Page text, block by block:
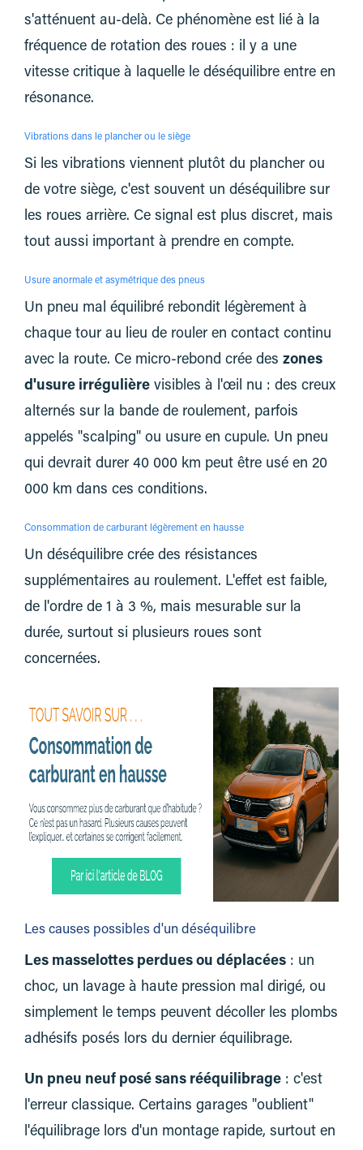
s'atténuent au-delà. Ce phénomène est lié à la
fréquence de rotation des roues : il y a une
vitesse critique à laquelle le déséquilibre entre en
résonance.
Vibrations dans le plancher ou le siège
Si les vibrations viennent plutôt du plancher ou
de votre siège, c'est souvent un déséquilibre sur
les roues arrière. Ce signal est plus discret, mais
tout aussi important à prendre en compte.
Usure anormale et asymétrique des pneus
Un pneu mal équilibré rebondit légèrement à
chaque tour au lieu de rouler en contact continu
avec la route. Ce micro-rebond crée des zones
d'usure irrégulière visibles à l'œil nu : des creux
alternés sur la bande de roulement, parfois
appelés "scalping" ou usure en cupule. Un pneu
qui devrait durer 40 000 km peut être usé en 20
000 km dans ces conditions.
Consommation de carburant légèrement en hausse
Un déséquilibre crée des résistances
supplémentaires au roulement. L'effet est faible,
de l'ordre de 1 à 3 %, mais mesurable sur la
durée, surtout si plusieurs roues sont
concernées.
Les causes possibles d'un déséquilibre
Les masselottes perdues ou déplacées : un
choc, un lavage à haute pression mal dirigé, ou
simplement le temps peuvent décoller les plombs
adhésifs posés lors du dernier équilibrage.
Un pneu neuf posé sans rééquilibrage : c'est
l'erreur classique. Certains garages "oublient"
l'équilibrage lors d'un montage rapide, surtout en